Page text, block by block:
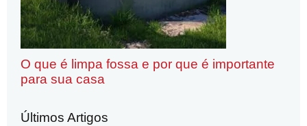
O que é limpa fossa e por que é importante
para sua casa
Últimos Artigos